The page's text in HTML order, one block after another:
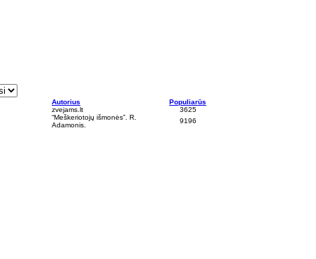
Autorius
Populiarūs
zvejams.lt
3625
“Meškeriotojų išmonės”. R.
Adamonis.
9196